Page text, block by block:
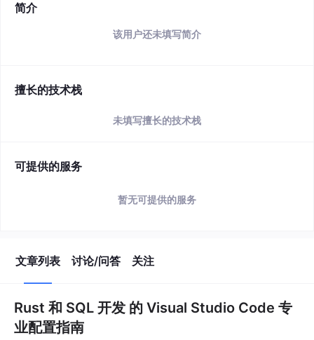
简介
该用户还未填写简介
擅长的技术栈
未填写擅长的技术栈
可提供的服务
暂无可提供的服务
文章列表 讨论/问答 关注
Rust 和 SQL 开发 的 Visual Studio Code 专
业配置指南